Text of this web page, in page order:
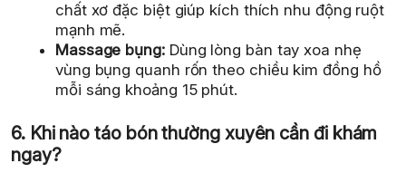
chất xơ đặc biệt giúp kích thích nhu động ruột
mạnh mẽ.
Massage bụng:Dùng lòng bàn tay xoa nhẹ
vùng bụng quanh rốn theo chiều kim đồng hồ
mỗi sáng khoảng 15 phút.
6. Khi nào táo bón thường xuyên cần đi khám
ngay?